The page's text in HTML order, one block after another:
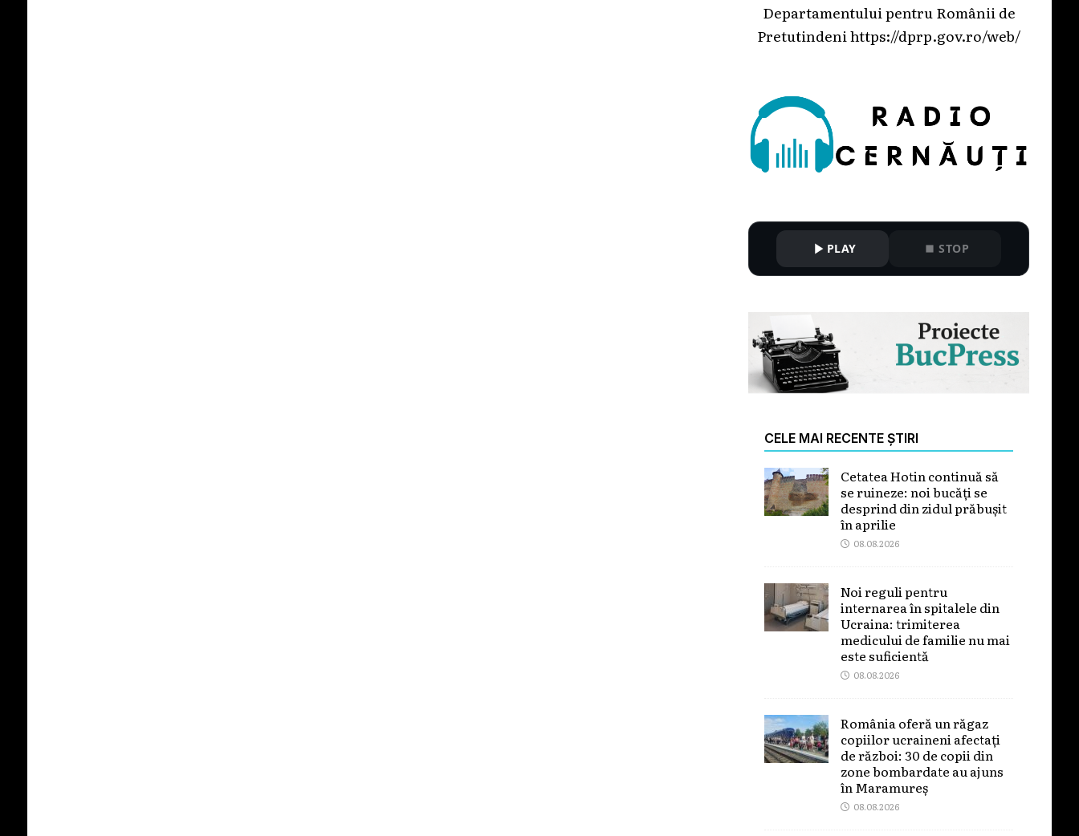
Departamentului pentru Românii de
Pretutindenihttps://dprp.gov.ro/web/
PLAY STOP
CELE MAI RECENTE ȘTIRI
Cetatea Hotin continuă să
se ruineze: noi bucăți se
desprind din zidul prăbușit
în aprilie
08.08.2026
Noi reguli pentru
internarea în spitalele din
Ucraina: trimiterea
medicului de familie nu mai
este suficientă
08.08.2026
România oferă un răgaz
copiilor ucraineni afectați
de război: 30 de copii din
zone bombardate au ajuns
în Maramureș
08.08.2026